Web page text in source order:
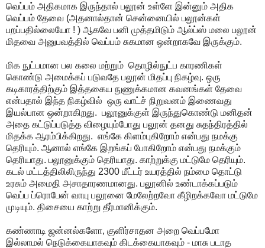
வெப்பம் அதிகமாக இருந்தால் பலூன் உள்ளே இன்னும் அதிக
வெப்பம் தேவை (அதனால்தான் சென்னையில் பலூன்கள்
பறப்பதில்லையோ ! ) ஆகவே பனி முத்தமிடும் ஆல்ப்ஸ் மலை பலூன்
மிதவை அனுபவத்தில் வெப்பம் சுகமான ஒன்றாகவே இருக்கும்.
மிக நுட்பமான பல கலை மற்றும் தொழில்நுட்ப காரணிகள்
கொண்டு அமைக்கப் படுவதே பலூன் மிதப்பு நிகழ்வு. ஒரு
கடிகாரத்திற்கும் இத்தகைய நுணுக்கமான கவனங்கள் தேவை
என்பதால் இந்த நிகழ்வில் ஒரு வாட்ச் நிறுவனம் இணைவது
இயல்பான ஒன்றாகிறது. பலூனுக்குள் இருந்துகொண்டு மனிதன்
அதை கட்டுப்படுத்த விழையும்போது பலூன் தனது சுதந்திரத்தில்
மிதக்க ஆரம்பிக்கிறது. எங்கே கிளம்புகிறோம் என்பது நமக்கு
தெரியும். ஆனால் எங்கே இறங்கப் போகிறோம் என்பது நமக்கும்
தெரியாது. பலூனுக்கும் தெரியாது. காற்றுக்கு மட்டுமே தெரியும்.
கடல் மட்டத்திலிலிருந்து 2300 மீட்டர் உயரத்தில் நம்மை தொட்டு
உரசும் அமைதி அசாதாரணமானது. பலூனில் உண்டாக்கப்படும்
வெப்ப ப்ரொபேன் வாயு பலூனை மேலேற்றவோ கீழிறக்கவோ மட்டுமே
முடியும். திசையை காற்று தீர்மானிக்கும்.
கண்ணாடி ஜன்னல்களோ, குளிர்சாதன அறை வெப்பமோ
இல்லாமல் நெடுக்கையாகவும் கிடக்கையாகவும் - மாசு படாத